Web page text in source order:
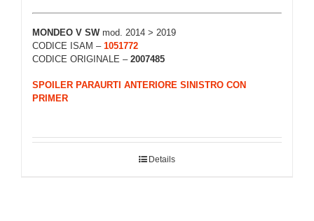
MONDEO V SW mod. 2014 > 2019
CODICE ISAM – 1051772
CODICE ORIGINALE – 2007485
SPOILER PARAURTI ANTERIORE SINISTRO CON
PRIMER
Details